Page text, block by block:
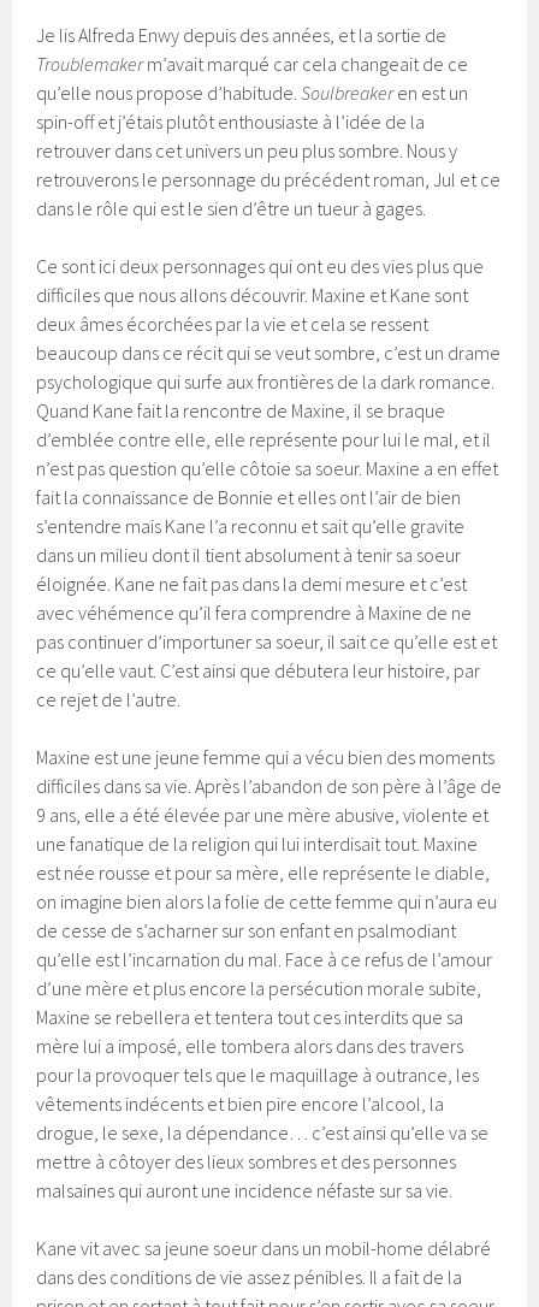
Je lis Alfreda Enwy depuis des années, et la sortie de
Troublemakerm’avait marqué car cela changeait de ce
qu’elle nous propose d’habitude.Soulbreakeren est un
spin-off et j’étais plutôt enthousiaste à l’idée de la
retrouver dans cet univers un peu plus sombre. Nous y
retrouverons le personnage du précédent roman, Jul et ce
dans le rôle qui est le sien d’être un tueur à gages.
Ce sont ici deux personnages qui ont eu des vies plus que
difficiles que nous allons découvrir. Maxine et Kane sont
deux âmes écorchées par la vie et cela se ressent
beaucoup dans ce récit qui se veut sombre, c’est un drame
psychologique qui surfe aux frontières de la dark romance.
Quand Kane fait la rencontre de Maxine, il se braque
d’emblée contre elle, elle représente pour lui le mal, et il
n’est pas question qu’elle côtoie sa soeur. Maxine a en effet
fait la connaissance de Bonnie et elles ont l’air de bien
s’entendre mais Kane l’a reconnu et sait qu’elle gravite
dans un milieu dont il tient absolument à tenir sa soeur
éloignée. Kane ne fait pas dans la demi mesure et c’est
avec véhémence qu’il fera comprendre à Maxine de ne
pas continuer d’importuner sa soeur, il sait ce qu’elle est et
ce qu’elle vaut. C’est ainsi que débutera leur histoire, par
ce rejet de l’autre.
Maxine est une jeune femme qui a vécu bien des moments
difficiles dans sa vie. Après l’abandon de son père à l’âge de
9 ans, elle a été élevée par une mère abusive, violente et
une fanatique de la religion qui lui interdisait tout. Maxine
est née rousse et pour sa mère, elle représente le diable,
on imagine bien alors la folie de cette femme qui n’aura eu
de cesse de s’acharner sur son enfant en psalmodiant
qu’elle est l’incarnation du mal. Face à ce refus de l’amour
d’une mère et plus encore la persécution morale subite,
Maxine se rebellera et tentera tout ces interdits que sa
mère lui a imposé, elle tombera alors dans des travers
pour la provoquer tels que le maquillage à outrance, les
vêtements indécents et bien pire encore l’alcool, la
drogue, le sexe, la dépendance… c’est ainsi qu’elle va se
mettre à côtoyer des lieux sombres et des personnes
malsaines qui auront une incidence néfaste sur sa vie.
Kane vit avec sa jeune soeur dans un mobil-home délabré
dans des conditions de vie assez pénibles. Il a fait de la